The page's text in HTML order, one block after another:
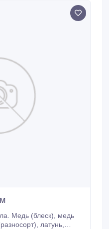
Медь (блеск), медь
латунь,